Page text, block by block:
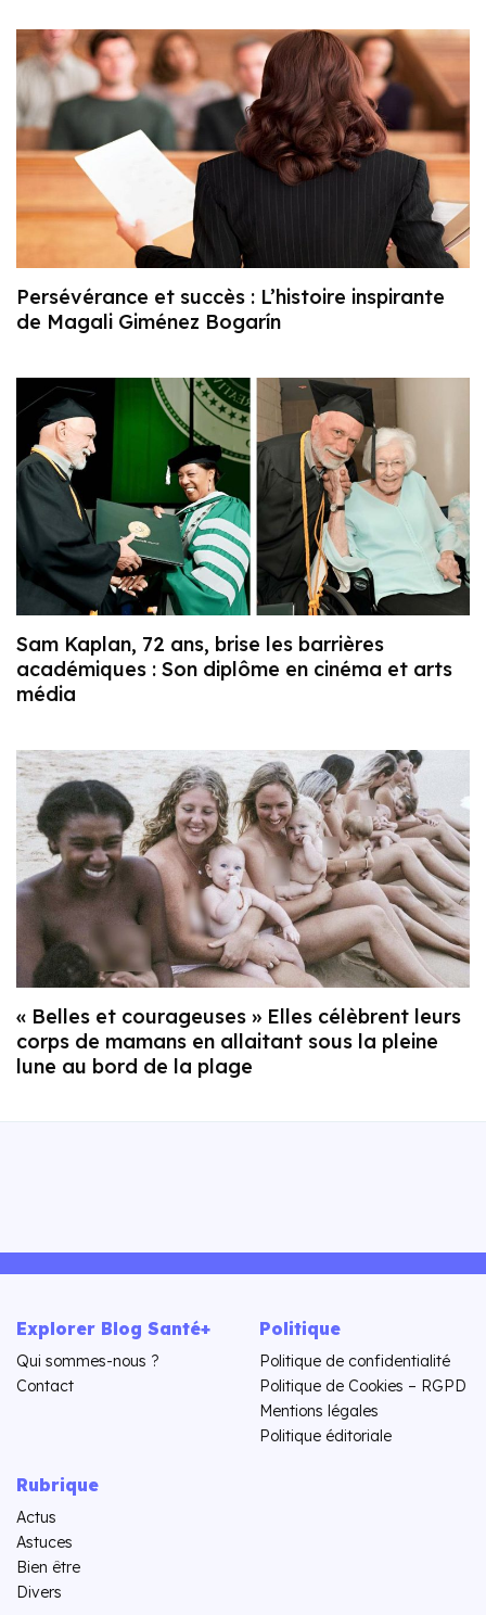
Persévérance et succès : L’histoire inspirante
de Magali Giménez Bogarín
Sam Kaplan, 72 ans, brise les barrières
académiques : Son diplôme en cinéma et arts
média
« Belles et courageuses » Elles célèbrent leurs
corps de mamans en allaitant sous la pleine
lune au bord de la plage
Explorer Blog Santé+
Qui sommes-nous ?
Contact
Politique
Politique de confidentialité
Politique de Cookies – RGPD
Mentions légales
Politique éditoriale
Rubrique
Actus
Astuces
Bien être
Divers